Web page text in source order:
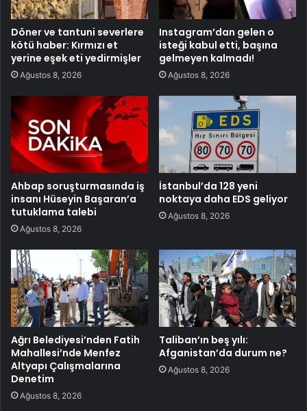
Döner ve tantuni severlere
kötü haber: Kırmızı et
yerine eşek eti yedirmişler
Ağustos 8, 2026
Instagram’dan gelen o
isteği kabul etti, başına
gelmeyen kalmadı!
Ağustos 8, 2026
Ahbap soruşturmasında iş
insanı Hüseyin Başaran’a
tutuklama talebi
Ağustos 8, 2026
İstanbul’da 128 yeni
noktaya daha EDS geliyor
Ağustos 8, 2026
Ağrı Belediyesi’nden Fatih
Mahallesi’nde Menfez
Altyapı Çalışmalarına
Denetim
Ağustos 8, 2026
Taliban’ın beş yılı:
Afganistan’da durum ne?
Ağustos 8, 2026